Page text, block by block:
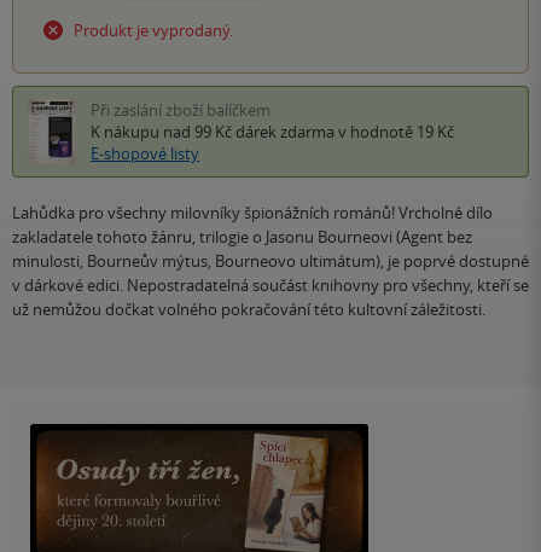
Produkt je vyprodaný.
Při zaslání zboží balíčkem
K nákupu nad 99 Kč dárek zdarma v hodnotě 19 Kč
E-shopové listy
Lahůdka pro všechny milovníky špionážních románů! Vrcholné dílo
zakladatele tohoto žánru, trilogie o Jasonu Bourneovi (Agent bez
minulosti, Bourneův mýtus, Bourneovo ultimátum), je poprvé dostupné
v dárkové edici. Nepostradatelná součást knihovny pro všechny, kteří se
už nemůžou dočkat volného pokračování této kultovní záležitosti.